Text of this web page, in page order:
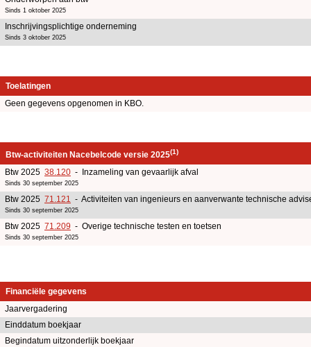
Sinds 1 oktober 2025
Inschrijvingsplichtige onderneming
Sinds 3 oktober 2025
Toelatingen
Geen gegevens opgenomen in KBO.
Btw-activiteiten Nacebelcode versie 2025(1)
Btw 2025 38.120 - Inzameling van gevaarlijk afval
Sinds 30 september 2025
Btw 2025 71.121 - Activiteiten van ingenieurs en aanverwante technische
Sinds 30 september 2025
Btw 2025 71.209 - Overige technische testen en toetsen
Sinds 30 september 2025
Financiële gegevens
Jaarvergadering
Einddatum boekjaar
Begindatum uitzonderlijk boekjaar